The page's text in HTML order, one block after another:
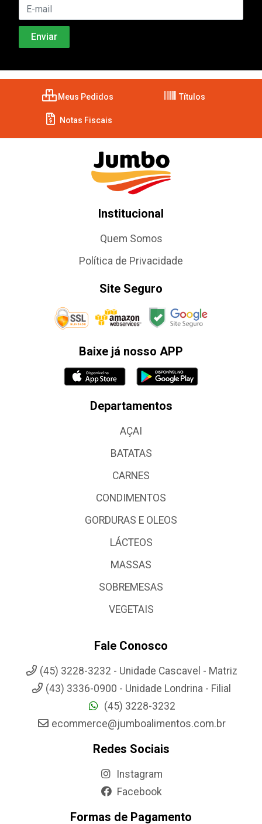
Meus Pedidos Títulos
Notas Fiscais
Institucional
Quem Somos
Política de Privacidade
Site Seguro
Baixe já nosso APP
Departamentos
AÇAI
BATATAS
CARNES
CONDIMENTOS
GORDURAS E OLEOS
LÁCTEOS
MASSAS
SOBREMESAS
VEGETAIS
Fale Conosco
(45) 3228-3232 - Unidade Cascavel - Matriz
(43) 3336-0900 - Unidade Londrina - Filial
(45) 3228-3232
ecommerce@jumboalimentos.com.br
Redes Sociais
Instagram
Facebook
Formas de Pagamento